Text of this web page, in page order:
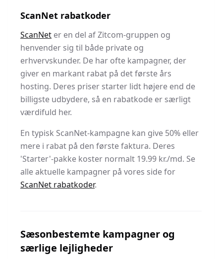
ScanNet rabatkoder
ScanNet er en del af Zitcom-gruppen og
henvender sig til både private og
erhvervskunder. De har ofte kampagner, der
giver en markant rabat på det første års
hosting. Deres priser starter lidt højere end de
billigste udbydere, så en rabatkode er særligt
værdifuld her.
En typisk ScanNet-kampagne kan give 50% eller
mere i rabat på den første faktura. Deres
'Starter'-pakke koster normalt 19.99 kr./md. Se
alle aktuelle kampagner på vores side for
ScanNet rabatkoder.
Sæsonbestemte kampagner og
særlige lejligheder